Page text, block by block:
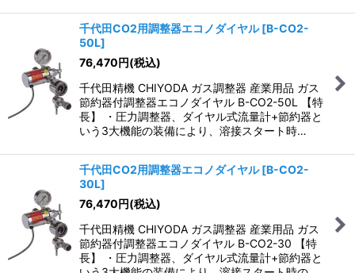
千代田CO2用調整器エコノダイヤル [B-CO2-
50L]
76,470円(税込)
千代田精機 CHIYODA ガス調整器 産業用品 ガス
節約器付調整器エコノダイヤル B-CO2-50L 【特
長】 ・圧力調整器、ダイヤル式流量計+節約器と
いう3大機能の装備により、溶接スタート時…
千代田CO2用調整器エコノダイヤル [B-CO2-
30L]
76,470円(税込)
千代田精機 CHIYODA ガス調整器 産業用品 ガス
節約器付調整器エコノダイヤル B-CO2-30 【特
長】 ・圧力調整器、ダイヤル式流量計+節約器と